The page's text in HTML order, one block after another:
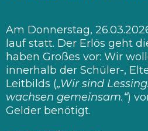
Am Donnerstag,
lauf statt. Der Erlös geht
haben Großes vor: Wir
innerhalb der Schüler-,
Leitbilds („Wir sind
wachsen gemeinsam.“)
Gelder benötigt.